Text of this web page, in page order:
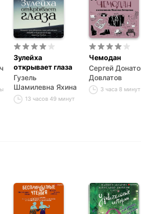
Зулейха
открывает глаза
Гузель
Шамилевна Яхина
13 часов 49 минут
Чемодан
Сергей
Довлатов
3 часа 8 минут